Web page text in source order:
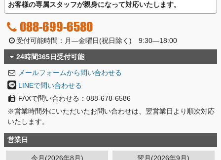
お客様の専属スタッフが親身になって対応いたします。
088-699-6580
受付可能時間：月―金曜日(祝日除く) 9:30―18:00
24時間365日受付可能
メールフォームから問い合わせる
LINEで問い合わせる
FAXで問い合わせる：088-678-6586
※営業時間外にいただいたお問い合わせは、翌営業日より順次対応
いたします。
営業日
今月(2026年8月) 翌月(2026年9月)